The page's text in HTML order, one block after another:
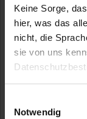
Keine Sorge,
hier, was das
nicht, die
sie von uns
Notwendig
89522
07321/75560
E-Mail anzeigen
Gründungsjahr